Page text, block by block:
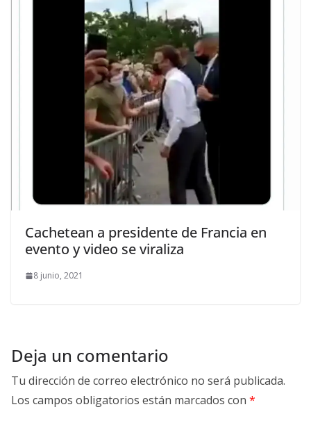
Cachetean a presidente de Francia en
evento y video se viraliza
8 junio, 2021
Deja un comentario
Tu dirección de correo electrónico no será publicada.
Los campos obligatorios están marcados con *